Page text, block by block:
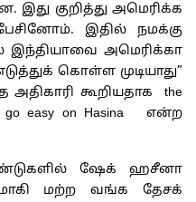
இது குறித்து அமெரிக்க
இதில் நமக்கு
இந்தியாவை அமெரிக்கா
கொள்ள முடியாது”
அதிகாரி கூறியதாக the
go easy on Hasina என்ற
ஷேக் ஹசீனா
மற்ற வங்க தேசக்